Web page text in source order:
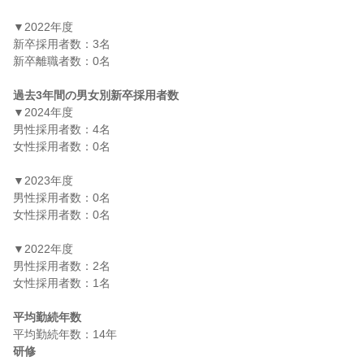
▼2022年度
新卒採用者数：3名
新卒離職者数：0名
過去3年間の男女別新卒採用者数
▼2024年度
男性採用者数：4名
女性採用者数：0名
▼2023年度
男性採用者数：0名
女性採用者数：0名
▼2022年度
男性採用者数：2名
女性採用者数：1名
平均勤続年数
研修